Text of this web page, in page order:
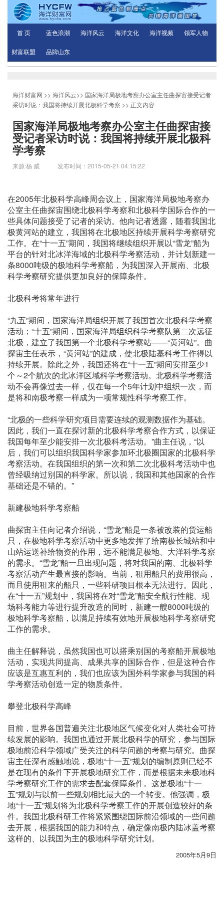
首 页 蓝色浪潮 海洋风云 海洋文化 海洋视频 领军人物
财富联盟 品牌山东
海洋财富网 >> 海洋风云>> 国家海洋局极地考察办公室主任曲探宙接受记者
采访时说：我国将持续开展北极科学考察 >> 正文内容
国家海洋局极地考察办公室主任曲探宙接
受记者采访时说：我国将持续开展北极科
学考察
来源:杨 威 发布时间：2015-05-21 04:15:22
在2005年北极科学高峰周会议上，国家海洋局极地考察办
公室主任曲探宙围绕北极科学考察和北极科学国际合作的一
些具体问题接受了记者的采访。他向记者透露，随着我国北
极黄河站的建立，我国将在北极地区持续开展科学考察研究
工作。在“十一五”期间，我国将继续组织开展以“雪龙”船为
平台的针对北冰洋海域的北极科学考察活动，并计划新建一
条8000吨级的极地科学考察船，为我国深入开展南、北极
科学考察研究提供更加良好的保障条件。
北极科考将常年进行
“九五”期间，国家海洋局组织开展了我国首次北极科学考察
活动；“十五”期间，国家海洋局组织科学考察队第二次远征
北极，建立了我国第一个北极科学考察站——“黄河站”。曲
探宙主任表示，“黄河站”的建成，使北极陆基科考工作得以
持续开展。除此之外，我国还将在“十一五”期间安排至少1
个～2个航次的北冰洋区域科学考察活动。北极科学考察活
动不会再像过去一样，仅在每一个5年计划中组织一次，而
是将和南极考察一样成为一项常规性科学考察工作。
“北极的一些科学研究项目需要连续的观测数据作为基础。
因此，我们一直在探讨新的北极科学考察合作方式，以保证
我国每年至少能安排一次北极科考活动。”曲主任说，“以
后，我们可以组织我国科学家参加环北极圈国家的北极科学
考察活动。在我国组织的第一次和第二次北极科考活动中也
曾经吸纳过别国的科学家。所以说，我国和其他国家的合作
基础还是不错的。”
新建极地科学考察船
曲探宙主任向记者介绍说，“雪龙”船是一条被改装的货运船
只，在极地科学考察活动中更多地发挥了给南极长城站和中
山站运送补给物资的作用，远不能满足极地、大洋科学考察
的需求。“雪龙”船一旦出现问题，将对我国的南、北极科学
考察活动产生最直接的影响。当前，租用船只的费用很高，
而且使用租来的船只，一些科研项目根本无法进行。因此，
在“十一五”规划中，我国将在对“雪龙”船安全航行性能、现
场科考能力等进行提升改造的同时，新建一艘8000吨级的
极地科学考察船，以满足持续有效地开展极地科学考察研究
工作的需求。
曲主任解释说，虽然我国也可以搭乘别国的考察船开展极地
活动，实现共同提高、成果共享的国际合作，但是这种合作
应该是互惠互利的，我们也应该为国外科学家参与我国的科
学考察活动创造一定的物质条件。
攀登北极科学高峰
目前，世界各国普遍关注北极地区气候变化对人类社会可持
续发展的影响。我国也通过开展北极科学的研究，参与国际
极地前沿科学领域广受关注的科学问题的考察与研究。曲探
宙主任深有感触地说，极地“十一五”规划的编制原则已经不
是在现有的条件下开展极地研究工作，而是根据未来极地科
学考察研究工作的需求去配套保障条件。这是极地“十一
五”规划与以前一些规划相比最大的一个转变。他强调，极
地“十一五”规划将为北极科学考察工作的开展创造较好的条
件。我国北极科研工作将紧紧围绕国际前沿领域的一些问题
去开展，根据我国的能力和特点，确定像南极内陆冰盖考察
这样的、以我国为主的极地科学研究计划。
2005年5月9日